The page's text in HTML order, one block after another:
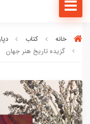
خانه کتاب
گزیده تاریخ هنر جهان‏‫